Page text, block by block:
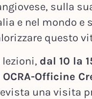
sulla
e nel mondo e
questo
lezioni, dal 10 la
Officine
una visita